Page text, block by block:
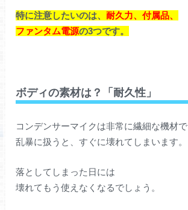
特に注意したいのは、耐久力、付属品、
ファンタム電源の3つです。
ボディの素材は？「耐久性」
コンデンサーマイクは非常に繊細な機材で
乱暴に扱うと、すぐに壊れてしまいます。
落としてしまった日には
壊れてもう使えなくなるでしょう。